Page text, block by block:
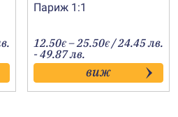
Париж 1:1
12.50€ –25.50€Price
range:
12.50€
through
25.50€
/ 24.45 лв.
- 49.87 лв.
виж